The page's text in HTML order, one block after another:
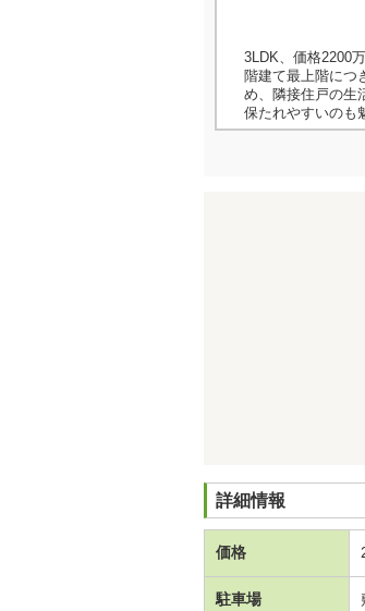
3LDK、価格2200
階建て最上階につ
め、隣接住戸の生
保たれやすいのも
詳細情報
価格
駐車場